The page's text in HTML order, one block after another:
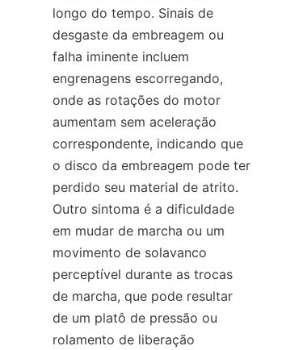
longo do tempo. Sinais de
desgaste da embreagem ou
falha iminente incluem
engrenagens escorregando,
onde as rotações do motor
aumentam sem aceleração
correspondente, indicando que
o disco da embreagem pode ter
perdido seu material de atrito.
Outro sintoma é a dificuldade
em mudar de marcha ou um
movimento de solavanco
perceptível durante as trocas
de marcha, que pode resultar
de um platô de pressão ou
rolamento de liberação